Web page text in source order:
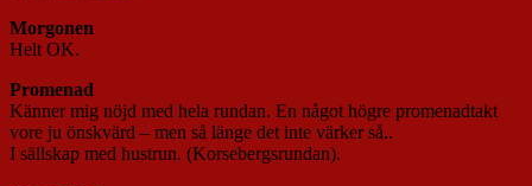
Morgonen
Helt OK.
Promenad
Känner mig nöjd med hela rundan. En något högre promenadtakt
vore ju önskvärd – men så länge det inte värker så..
I sällskap med hustrun. (Korsebergsrundan).